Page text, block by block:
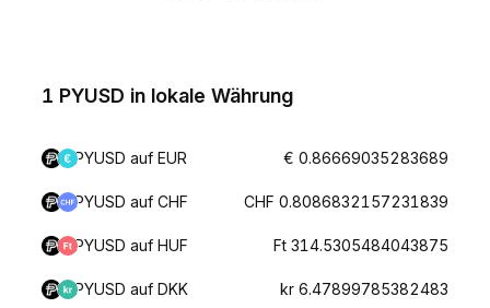
1 PYUSD in lokale Währung
PYUSD auf EUR € 0.86669035283689
PYUSD auf CHF CHF 0.8086832157231839
PYUSD auf HUF Ft 314.5305484043875
PYUSD auf DKK kr 6.47899785382483